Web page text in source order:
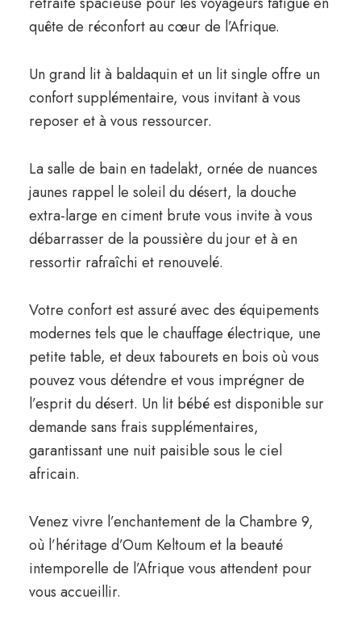
quête de réconfort au cœur de l’Afrique.
Un grand lit à baldaquin et un lit single offre un
confort supplémentaire, vous invitant à vous
reposer et à vous ressourcer.
La salle de bain en tadelakt, ornée de nuances
jaunes rappel le soleil du désert, la douche
extra-large en ciment brute vous invite à vous
débarrasser de la poussière du jour et à en
ressortir rafraîchi et renouvelé.
Votre confort est assuré avec des équipements
modernes tels que le chauffage électrique, une
petite table, et deux tabourets en bois où vous
pouvez vous détendre et vous imprégner de
l’esprit du désert. Un lit bébé est disponible sur
demande sans frais supplémentaires,
garantissant une nuit paisible sous le ciel
africain.
Venez vivre l’enchantement de la Chambre 9,
où l’héritage d’Oum Keltoum et la beauté
intemporelle de l’Afrique vous attendent pour
vous accueillir.